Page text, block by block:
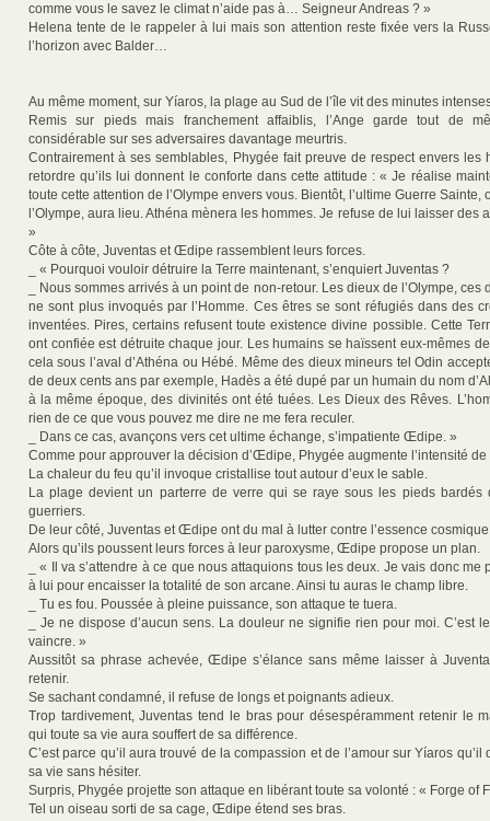
comme vous le savez le climat n’aide pas à… Seigneur Andreas ? »
Helena tente de le rappeler à lui mais son attention reste fixée vers la
l’horizon avec Balder…
Au même moment, sur Yíaros, la plage au Sud de l’île vit des minutes
Remis sur pieds mais franchement affaiblis, l’Ange garde tout de
considérable sur ses adversaires davantage meurtris.
Contrairement à ses semblables, Phygée fait preuve de respect envers les
retordre qu’ils lui donnent le conforte dans cette attitude : « Je réalise
toute cette attention de l’Olympe envers vous. Bientôt, l’ultime Guerre Sainte,
l’Olympe, aura lieu. Athéna mènera les hommes. Je refuse de lui laisser des
»
Côte à côte, Juventas et Œdipe rassemblent leurs forces.
_ « Pourquoi vouloir détruire la Terre maintenant, s’enquiert Juventas ?
_ Nous sommes arrivés à un point de non-retour. Les dieux de l’Olympe, ces
ne sont plus invoqués par l’Homme. Ces êtres se sont réfugiés dans des
inventées. Pires, certains refusent toute existence divine possible. Cette
ont confiée est détruite chaque jour. Les humains se haïssent eux-mêmes
cela sous l’aval d’Athéna ou Hébé. Même des dieux mineurs tel Odin
de deux cents ans par exemple, Hadès a été dupé par un humain du nom
à la même époque, des divinités ont été tuées. Les Dieux des Rêves.
rien de ce que vous pouvez me dire ne me fera reculer.
_ Dans ce cas, avançons vers cet ultime échange, s’impatiente Œdipe. »
Comme pour approuver la décision d’Œdipe, Phygée augmente l’intensité
La chaleur du feu qu’il invoque cristallise tout autour d’eux le sable.
La plage devient un parterre de verre qui se raye sous les pieds bardés
guerriers.
De leur côté, Juventas et Œdipe ont du mal à lutter contre l’essence
Alors qu’ils poussent leurs forces à leur paroxysme, Œdipe propose un plan.
_ « Il va s’attendre à ce que nous attaquions tous les deux. Je vais donc me
à lui pour encaisser la totalité de son arcane. Ainsi tu auras le champ libre.
_ Tu es fou. Poussée à pleine puissance, son attaque te tuera.
_ Je ne dispose d’aucun sens. La douleur ne signifie rien pour moi. C’est
vaincre. »
Aussitôt sa phrase achevée, Œdipe s’élance sans même laisser à
retenir.
Se sachant condamné, il refuse de longs et poignants adieux.
Trop tardivement, Juventas tend le bras pour désespéramment retenir le
qui toute sa vie aura souffert de sa différence.
C’est parce qu’il aura trouvé de la compassion et de l’amour sur Yíaros qu’il
sa vie sans hésiter.
Surpris, Phygée projette son attaque en libérant toute sa volonté : « Forge of
Tel un oiseau sorti de sa cage, Œdipe étend ses bras.